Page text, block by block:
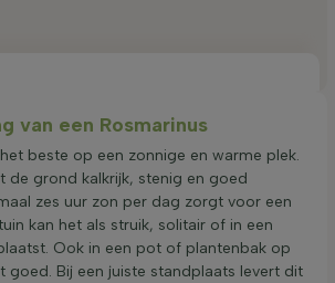
van een Rosmarinus
beste op een zonnige en warme plek.
de grond kalkrijk, stenig en goed
zes uur zon per dag zorgt voor een
kan het als struik, solitair of in een
Ook in een pot of plantenbak op
goed. Bij een juiste standplaats levert dit